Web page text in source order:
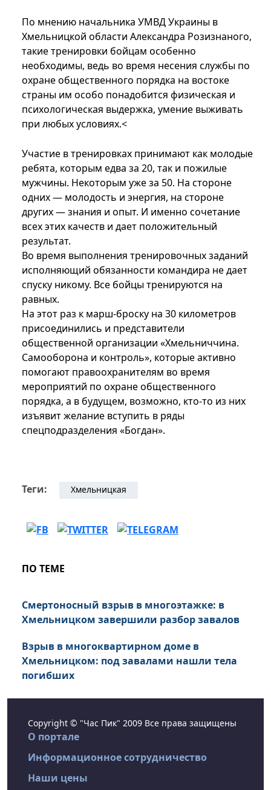
По мнению начальника УМВД Украины в
Хмельницкой области Александра Розизнаного,
такие тренировки бойцам особенно
необходимы, ведь во время несения службы по
охране общественного порядка на востоке
страны им особо понадобится физическая и
психологическая выдержка, умение выживать
при любых условиях.<
Участие в тренировках принимают как молодые
ребята, которым едва за 20, так и пожилые
мужчины. Некоторым уже за 50. На стороне
одних — молодость и энергия, на стороне
других — знания и опыт. И именно сочетание
всех этих качеств и дает положительный
результат.
Во время выполнения тренировочных заданий
исполняющий обязанности командира не дает
спуску никому. Все бойцы тренируются на
равных.
На этот раз к марш-броску на 30 километров
присоединились и представители
общественной организации «Хмельниччина.
Самооборона и контроль», которые активно
помогают правоохранителям во время
мероприятий по охране общественного
порядка, а в будущем, возможно, кто-то из них
изъявит желание вступить в ряды
спецподразделения «Богдан».
Теги: Хмельницкая
ПО ТЕМЕ
Смертоносный взрыв в многоэтажке: в
Хмельницком завершили разбор завалов
Взрыв в многоквартирном доме в
Хмельницком: под завалами нашли тела
погибших
Copyright © "Час Пик" 2009 Все права защищены
О портале
Информационное сотрудничество
Наши цены